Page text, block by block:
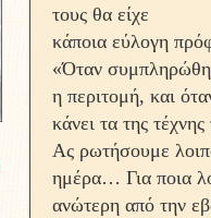
τους θα είχε
κάποια εύλογη
«Όταν
η περιτομή, και
κάνει τα της
Ας ρωτήσουμε
ημέρα… Για ποια
ανώτερη από την